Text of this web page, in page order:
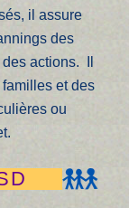
il assure
des
actions. Il
et des
ou